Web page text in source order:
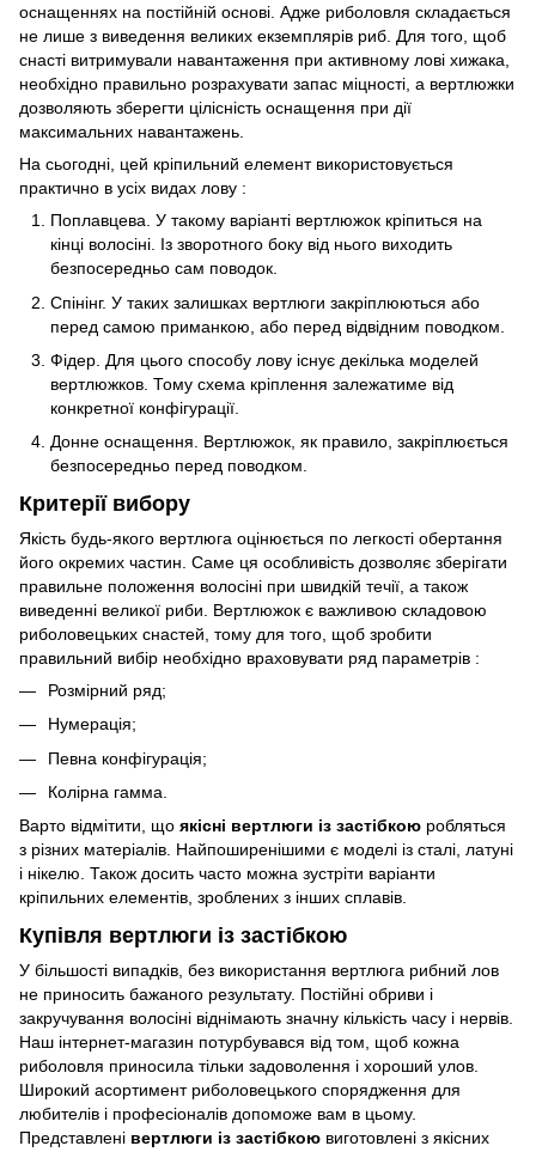
оснащеннях на постійній основі. Адже риболовля складається
не лише з виведення великих екземплярів риб. Для того, щоб
снасті витримували навантаження при активному лові хижака,
необхідно правильно розрахувати запас міцності, а вертлюжки
дозволяють зберегти цілісність оснащення при дії
максимальних навантажень.
На сьогодні, цей кріпильний елемент використовується
практично в усіх видах лову :
Поплавцева. У такому варіанті вертлюжок кріпиться на
кінці волосіні. Із зворотного боку від нього виходить
безпосередньо сам поводок.
Спінінг. У таких залишках вертлюги закріплюються або
перед самою приманкою, або перед відвідним поводком.
Фідер. Для цього способу лову існує декілька моделей
вертлюжков. Тому схема кріплення залежатиме від
конкретної конфігурації.
Донне оснащення. Вертлюжок, як правило, закріплюється
безпосередньо перед поводком.
Критерії вибору
Якість будь-якого вертлюга оцінюється по легкості обертання
його окремих частин. Саме ця особливість дозволяє зберігати
правильне положення волосіні при швидкій течії, а також
виведенні великої риби. Вертлюжок є важливою складовою
риболовецьких снастей, тому для того, щоб зробити
правильний вибір необхідно враховувати ряд параметрів :
Розмірний ряд;
Нумерація;
Певна конфігурація;
Колірна гамма.
Варто відмітити, що якісні вертлюги із застібкою робляться
з різних матеріалів. Найпоширенішими є моделі із сталі, латуні
і нікелю. Також досить часто можна зустріти варіанти
кріпильних елементів, зроблених з інших сплавів.
Купівля вертлюги із застібкою
У більшості випадків, без використання вертлюга рибний лов
не приносить бажаного результату. Постійні обриви і
закручування волосіні віднімають значну кількість часу і нервів.
Наш інтернет-магазин потурбувався від том, щоб кожна
риболовля приносила тільки задоволення і хороший улов.
Широкий асортимент риболовецького спорядження для
любителів і професіоналів допоможе вам в цьому.
Представлені вертлюги із застібкою виготовлені з якісних